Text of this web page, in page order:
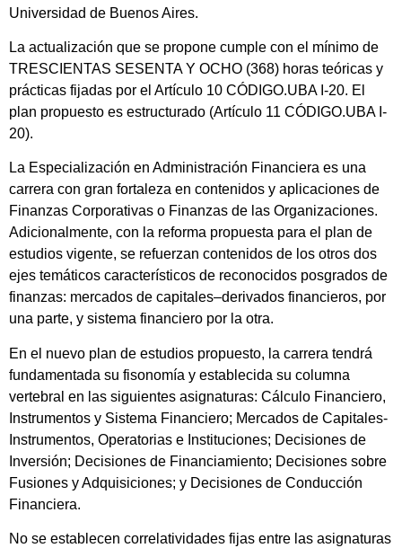
Universidad de Buenos Aires.
La actualización que se propone cumple con el mínimo de
TRESCIENTAS SESENTA Y OCHO (368) horas teóricas y
prácticas fijadas por el Artículo 10 CÓDIGO.UBA I-20. El
plan propuesto es estructurado (Artículo 11 CÓDIGO.UBA I-
20).
La Especialización en Administración Financiera es una
carrera con gran fortaleza en contenidos y aplicaciones de
Finanzas Corporativas o Finanzas de las Organizaciones.
Adicionalmente, con la reforma propuesta para el plan de
estudios vigente, se refuerzan contenidos de los otros dos
ejes temáticos característicos de reconocidos posgrados de
finanzas: mercados de capitales–derivados financieros, por
una parte, y sistema financiero por la otra.
En el nuevo plan de estudios propuesto, la carrera tendrá
fundamentada su fisonomía y establecida su columna
vertebral en las siguientes asignaturas: Cálculo Financiero,
Instrumentos y Sistema Financiero; Mercados de Capitales-
Instrumentos, Operatorias e Instituciones; Decisiones de
Inversión; Decisiones de Financiamiento; Decisiones sobre
Fusiones y Adquisiciones; y Decisiones de Conducción
Financiera.
No se establecen correlatividades fijas entre las asignaturas